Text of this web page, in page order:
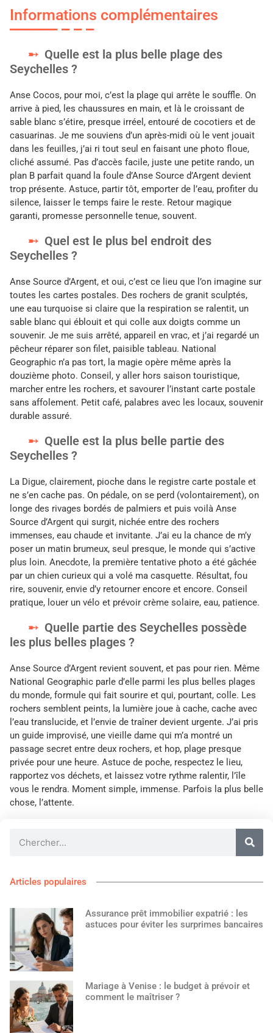
Informations complémentaires
Quelle est la plus belle plage des
Seychelles ?
Anse Cocos, pour moi, c’est la plage qui arrête le souffle. On
arrive à pied, les chaussures en main, et là le croissant de
sable blanc s’étire, presque irréel, entouré de cocotiers et de
casuarinas. Je me souviens d’un après-midi où le vent jouait
dans les feuilles, j’ai ri tout seul en faisant une photo floue,
cliché assumé. Pas d’accès facile, juste une petite rando, un
plan B parfait quand la foule d’Anse Source d’Argent devient
trop présente. Astuce, partir tôt, emporter de l’eau, profiter du
silence, laisser le temps faire le reste. Retour magique
garanti, promesse personnelle tenue, souvent.
Quel est le plus bel endroit des
Seychelles ?
Anse Source d’Argent, et oui, c’est ce lieu que l’on imagine sur
toutes les cartes postales. Des rochers de granit sculptés,
une eau turquoise si claire que la respiration se ralentit, un
sable blanc qui éblouit et qui colle aux doigts comme un
souvenir. Je me suis arrêté, appareil en vrac, et j’ai regardé un
pêcheur réparer son filet, paisible tableau. National
Geographic n’a pas tort, la magie opère même après la
douzième photo. Conseil, y aller hors saison touristique,
marcher entre les rochers, et savourer l’instant carte postale
sans affolement. Petit café, palabres avec les locaux, souvenir
durable assuré.
Quelle est la plus belle partie des
Seychelles ?
La Digue, clairement, pioche dans le registre carte postale et
ne s’en cache pas. On pédale, on se perd (volontairement), on
longe des rivages bordés de palmiers et puis voilà Anse
Source d’Argent qui surgit, nichée entre des rochers
immenses, eau chaude et invitante. J’ai eu la chance de m’y
poser un matin brumeux, seul presque, le monde qui s’active
plus loin. Anecdote, la première tentative photo a été gâchée
par un chien curieux qui a volé ma casquette. Résultat, fou
rire, souvenir, envie d’y retourner encore et encore. Conseil
pratique, louer un vélo et prévoir crème solaire, eau, patience.
Quelle partie des Seychelles possède
les plus belles plages ?
Anse Source d’Argent revient souvent, et pas pour rien. Même
National Geographic parle d’elle parmi les plus belles plages
du monde, formule qui fait sourire et qui, pourtant, colle. Les
rochers semblent peints, la lumière joue à cache, cache avec
l’eau translucide, et l’envie de traîner devient urgente. J’ai pris
un guide improvisé, une vieille dame qui m’a montré un
passage secret entre deux rochers, et hop, plage presque
privée pour une heure. Astuce de poche, respectez le lieu,
rapportez vos déchets, et laissez votre rythme ralentir, l’île
vous le rendra. Moment simple, immense. Parfois la plus belle
chose, l’attente.
Articles populaires
Assurance prêt immobilier expatrié : les
astuces pour éviter les surprimes bancaires
Mariage à Venise : le budget à prévoir et
comment le maîtriser ?